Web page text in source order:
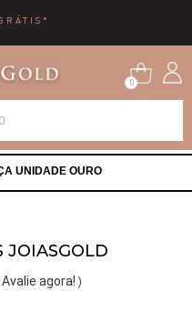
0
UNIDADE OURO
JOIASGOLD
Avalie agora! )